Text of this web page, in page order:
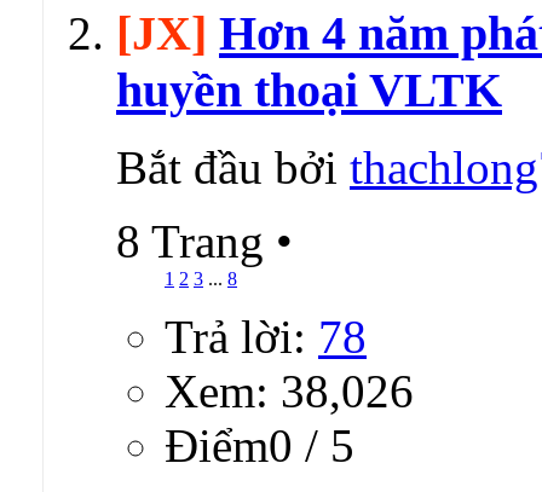
[JX] Hơn 4 năm
huyền thoại VLTK
Bắt đầu bởi
8 Trang •
1 2 3 ... 8
Trả lời: 78
Xem: 38,026
Ðiểm0 / 5